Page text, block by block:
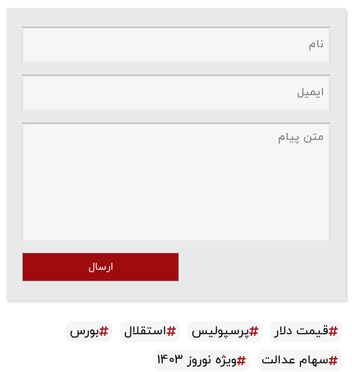
ارسال
قیمت دلار پرسپولیس استقلال
بورس
سهام عدالت
ویژه نوروز 1403